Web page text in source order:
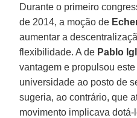
Durante o primeiro
de 2014, a moção de
aumentar a
flexibilidade. A de Pablo
vantagem e propulsou
universidade ao posto de
sugeria, ao contrário, que
movimento implicava